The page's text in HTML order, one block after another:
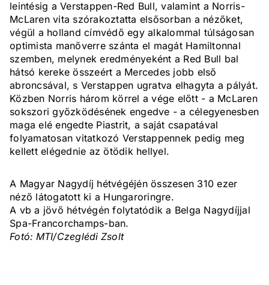
leintésig a Verstappen-Red Bull, valamint a Norris-
McLaren vita szórakoztatta elsősorban a nézőket,
végül a holland címvédő egy alkalommal túlságosan
optimista manőverre szánta el magát Hamiltonnal
szemben, melynek eredményeként a Red Bull bal
hátsó kereke összeért a Mercedes jobb első
abroncsával, s Verstappen ugratva elhagyta a pályát.
Közben Norris három körrel a vége előtt - a McLaren
sokszori győzködésének engedve - a célegyenesben
maga elé engedte Piastrit, a saját csapatával
folyamatosan vitatkozó Verstappennek pedig meg
kellett elégednie az ötödik hellyel.
A Magyar Nagydíj hétvégéjén összesen 310 ezer
néző látogatott ki a Hungaroringre.
A vb a jövő hétvégén folytatódik a Belga Nagydíjjal
Spa-Francorchamps-ban.
Fotó: MTI/Czeglédi Zsolt